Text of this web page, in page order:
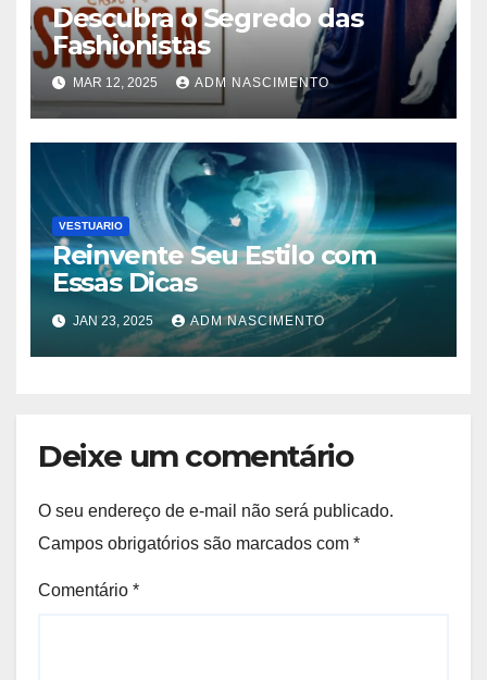
Descubra o Segredo das
Fashionistas
MAR 12, 2025 ADM NASCIMENTO
VESTUARIO
Reinvente Seu Estilo com
Essas Dicas
JAN 23, 2025 ADM NASCIMENTO
Deixe um comentário
O seu endereço de e-mail não será publicado.
Campos obrigatórios são marcados com *
Comentário *